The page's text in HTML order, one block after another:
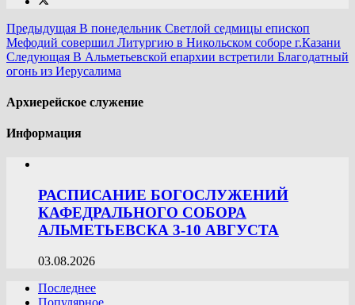
Предыдущая В понедельник Светлой седмицы епископ
Мефодий совершил Литургию в Никольском соборе г.Казани
Следующая В Альметьевской епархии встретили Благодатный
огонь из Иерусалима
Архиерейское служение
Информация
РАСПИСАНИЕ БОГОСЛУЖЕНИЙ
КАФЕДРАЛЬНОГО СОБОРА
АЛЬМЕТЬЕВСКА 3-10 АВГУСТА
03.08.2026
Последнее
Популярное